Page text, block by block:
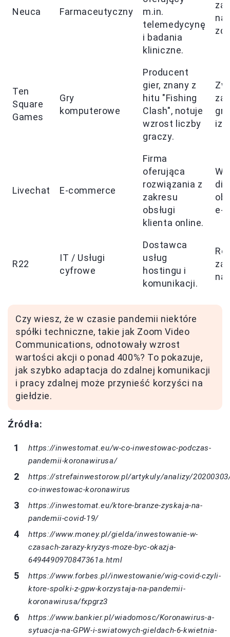
Neuca Farmaceutyczny
m.in.
telemedycynę
i badania
kliniczne.
na
Ten
Square
Games
Gry
komputerowe
Producent
gier, znany z
hitu "Fishing
Clash", notuje
wzrost liczby
graczy.
Livechat E-commerce
Firma
oferująca
rozwiązania z
zakresu
obsługi
klienta online.
e-
R22
IT / Usługi
cyfrowe
Dostawca
usług
hostingu i
komunikacji.
na
Czy wiesz, że w czasie pandemii niektóre
spółki techniczne, takie jak Zoom Video
Communications, odnotowały wzrost
wartości akcji o ponad 400%? To pokazuje,
jak szybko adaptacja do zdalnej komunikacji
i pracy zdalnej może przynieść korzyści na
giełdzie.
Źródła:
https://inwestomat.eu/w-co-inwestowac-podczas-
pandemii-koronawirusa/
https://strefainwestorow.pl/artykuly/analizy/
co-inwestowac-koronawirus
https://inwestomat.eu/ktore-branze-zyskaja-na-
pandemii-covid-19/
https://www.money.pl/gielda/inwestowanie-w-
czasach-zarazy-kryzys-moze-byc-okazja-
6494490970847361a.html
https://www.forbes.pl/inwestowanie/wig-covid-czyli-
ktore-spolki-z-gpw-korzystaja-na-pandemii-
koronawirusa/fxpgrz3
https://www.bankier.pl/wiadomosc/Koronawirus-a-
sytuacja-na-GPW-i-swiatowych-gieldach-6-kwietnia-